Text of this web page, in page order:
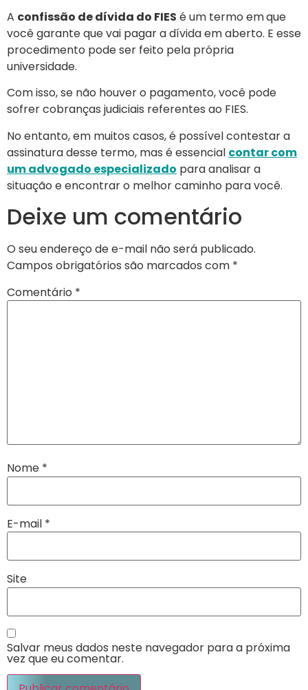
A confissão de dívida do FIES é um termo emque
você garante que vai pagar a dívida em aberto. E esse
procedimento pode ser feito pela própria
universidade.
Com isso, se não houver o pagamento, você pode
sofrer cobranças judiciais referentes ao FIES.
No entanto, em muitos casos, é possível contestar a
assinatura desse termo, mas é essencial contar com
um advogado especializado para analisar a
situação e encontrar o melhor caminho para você.
Deixe um comentário
O seu endereço de e-mail não será publicado.
Campos obrigatórios são marcados com *
Comentário *
Nome *
E-mail *
Site
Salvar meus dados neste navegador para a próxima
vez que eu comentar.